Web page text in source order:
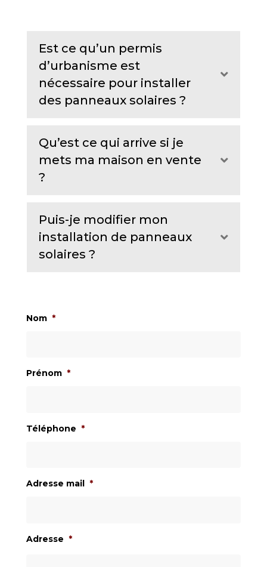
Est ce qu’un permis
d’urbanisme est
nécessaire pour installer
des panneaux solaires ?
Expand
Qu’est ce qui arrive si je
mets ma maison en vente
?
Expand
Puis-je modifier mon
installation de panneaux
solaires ?
Expand
Nom *
Prénom *
Téléphone *
Adresse mail *
Adresse *